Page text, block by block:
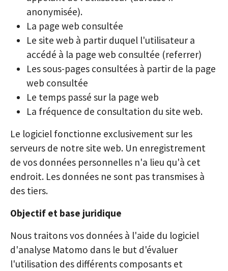
anonymisée).
La page web consultée
Le site web à partir duquel l'utilisateur a
accédé à la page web consultée (referrer)
Les sous-pages consultées à partir de la page
web consultée
Le temps passé sur la page web
La fréquence de consultation du site web.
Le logiciel fonctionne exclusivement sur les
serveurs de notre site web. Un enregistrement
de vos données personnelles n'a lieu qu'à cet
endroit. Les données ne sont pas transmises à
des tiers.
Objectif et base juridique
Nous traitons vos données à l'aide du logiciel
d'analyse Matomo dans le but d'évaluer
l'utilisation des différents composants et